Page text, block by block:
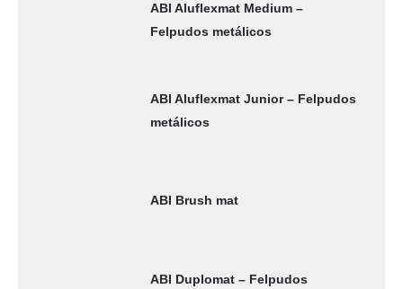
ABI Aluflexmat Medium –
Felpudos metálicos
ABI Aluflexmat Junior – Felpudos
metálicos
ABI Brush mat
ABI Duplomat – Felpudos